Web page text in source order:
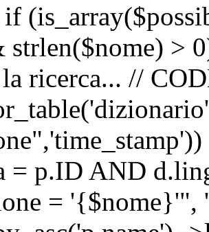
>
ricerca... //
= p.ID AND
= '{$nome}'",